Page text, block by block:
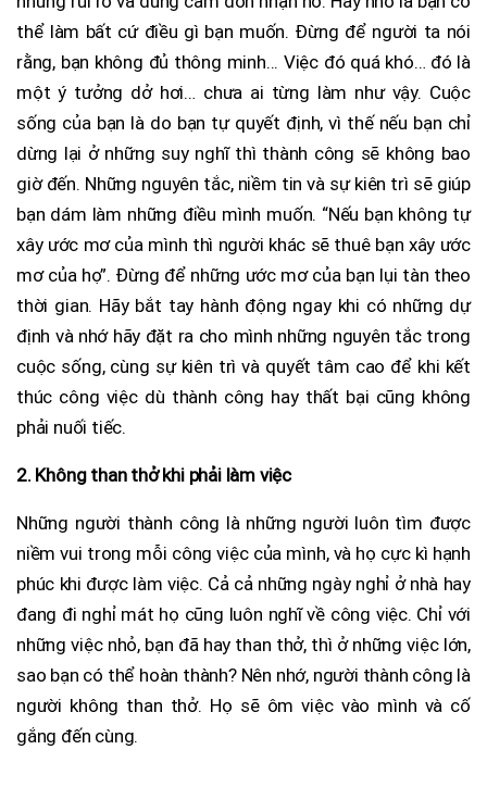
thể làm bất cứ điều gì bạn muốn. Đừng để người ta nói
rằng, bạn không đủ thông minh... Việc đó quá khó… đó là
một ý tưởng dở hơi… chưa ai từng làm như vậy. Cuộc
sống của bạn là do bạn tự quyết định, vì thế nếu bạn chỉ
dừng lại ở những suy nghĩ thì thành công sẽ không bao
giờ đến. Những nguyên tắc, niềm tin và sự kiên trì sẽ giúp
bạn dám làm những điều mình muốn. “Nếu bạn không tự
xây ước mơ của mình thì người khác sẽ thuê bạn xây ước
mơ của họ”. Đừng để những ước mơ của bạn lụi tàn theo
thời gian. Hãy bắt tay hành động ngay khi có những dự
định và nhớ hãy đặt ra cho mình những nguyên tắc trong
cuộc sống, cùng sự kiên trì và quyết tâm cao để khi kết
thúc công việc dù thành công hay thất bại cũng không
phải nuối tiếc.
2. Không than thở khi phải làm việc
Những người thành công là những người luôn tìm được
niềm vui trong mỗi công việc của mình, và họ cực kì hạnh
phúc khi được làm việc. Cả cả những ngày nghỉ ở nhà hay
đang đi nghỉ mát họ cũng luôn nghĩ về công việc. Chỉ với
những việc nhỏ, bạn đã hay than thở, thì ở những việc lớn,
sao bạn có thể hoàn thành? Nên nhớ, người thành công là
người không than thở. Họ sẽ ôm việc vào mình và cố
gắng đến cùng.